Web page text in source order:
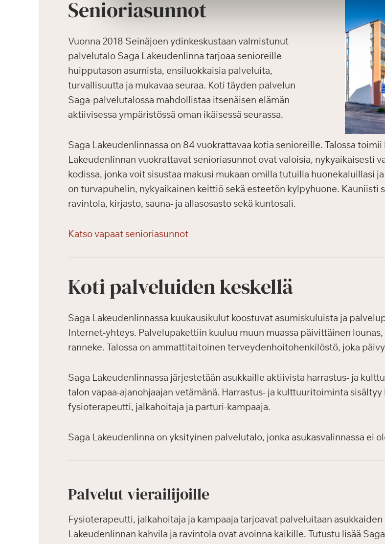
Senioriasunnot
Vuonna 2018 Seinäjoen ydinkeskustaan valmistunut
palvelutalo Saga Lakeudenlinna tarjoaa senioreille
huipputason asumista, ensiluokkaisia palveluita,
turvallisuutta ja mukavaa seuraa. Koti täyden palvelun
Saga-palvelutalossa mahdollistaa itsenäisen elämän
aktiivisessa ympäristössä oman ikäisessä seurassa.
Saga Lakeudenlinnassa on 84 vuokrattavaa kotia senioreille. Talossa
Lakeudenlinnan vuokrattavat senioriasunnot ovat valoisia, nykyaikaisesti
kodissa, jonka voit sisustaa makusi mukaan omilla tutuilla huonekaluillasi
on turvapuhelin, nykyaikainen keittiö sekä esteetön kylpyhuone.
ravintola, kirjasto, sauna- ja allasosasto sekä kuntosali.
Katso vapaat senioriasunnot
Koti palveluiden keskellä
Saga Lakeudenlinnassa kuukausikulut koostuvat asumiskuluista ja
Internet-yhteys. Palvelupakettiin kuuluu muun muassa päivittäinen
ranneke. Talossa on ammattitaitoinen terveydenhoitohenkilöstö, joka
Saga Lakeudenlinnassa järjestetään asukkaille aktiivista harrastus- ja
talon vapaa-ajanohjaajan vetämänä. Harrastus- ja kulttuuritoiminta
fysioterapeutti, jalkahoitaja ja parturi-kampaaja.
Saga Lakeudenlinna on yksityinen palvelutalo, jonka asukasvalinnassa ei
Palvelut vierailijoille
Fysioterapeutti, jalkahoitaja ja kampaaja tarjoavat palveluitaan
Lakeudenlinnan kahvila ja ravintola ovat avoinna kaikille. Tutustu lisää